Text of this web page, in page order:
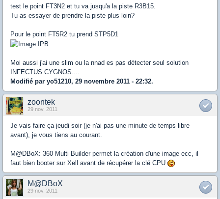
test le point FT3N2 et tu va jusqu'a la piste R3B15.
Tu as essayer de prendre la piste plus loin?
Pour le point FT5R2 tu prend STP5D1
Moi aussi j'ai une slim ou la nnad es pas détecter seul solution
INFECTUS CYGNOS....
Modifié par yo51210, 29 novembre 2011 - 22:32.
zoontek
29 nov. 2011
Je vais faire ça jeudi soir (je n'ai pas une minute de temps libre
avant), je vous tiens au courant.
M@DBoX: 360 Multi Builder permet la création d'une image ecc, il
faut bien booter sur Xell avant de récupérer la clé CPU
M@DBoX
29 nov. 2011